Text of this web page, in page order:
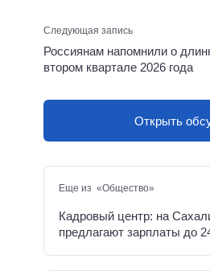
Следующая запись
Россиянам напомнили о
втором квартале 2026 года
Открыть
Еще из «Общество»
Кадровый центр: на
предлагают зарплаты до